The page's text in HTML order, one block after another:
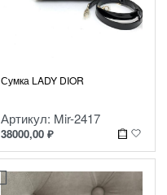
Сумка LADY DIOR
Артикул: Mir-2417
38000,00 ₽